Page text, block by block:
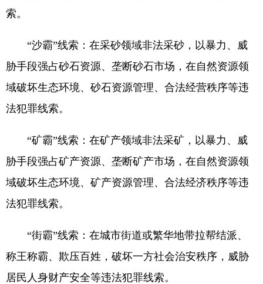
索。
“沙霸”线索：在采砂领域非法采砂，以暴力、威
胁手段强占砂石资源、垄断砂石市场，在自然资源领
域破坏生态环境、砂石资源管理、合法经营秩序等违
法犯罪线索。
“矿霸”线索：在矿产领域非法采矿，以暴力、威
胁手段强占矿产资源、垄断矿产市场，在自然资源领
域破坏生态环境、矿产资源管理、合法经济秩序等违
法犯罪线索。
“街霸”线索：在城市街道或繁华地带拉帮结派、
称王称霸、欺压百姓，破坏一方社会治安秩序，威胁
居民人身财产安全等违法犯罪线索。